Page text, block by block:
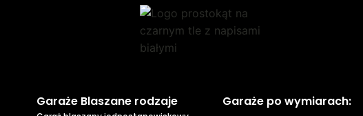
Garaże Blaszane rodzaje Garaże po wymiarach: